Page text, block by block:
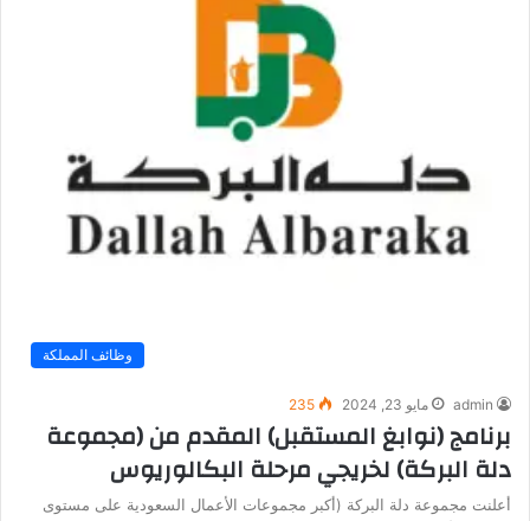
وظائف المملكة
admin مايو 23, 2024 235
برنامج (نوابغ المستقبل) المقدم من (مجموعة
دلة البركة) لخريجي مرحلة البكالوريوس
أعلنت مجموعة دلة البركة (أكبر مجموعات الأعمال السعودية على مستوى